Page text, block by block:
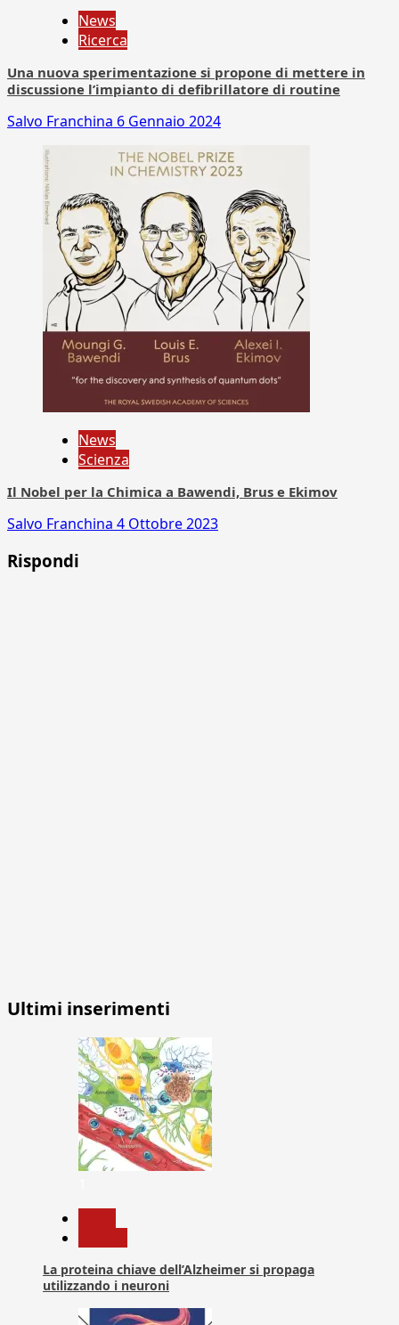
News
Ricerca
Una nuova sperimentazione si propone di mettere in
discussione l’impianto di defibrillatore di routine
Salvo Franchina 6 Gennaio 2024
News
Scienza
Il Nobel per la Chimica a Bawendi, Brus e Ekimov
Salvo Franchina 4 Ottobre 2023
Rispondi
Ultimi inserimenti
La proteina chiave dell’Alzheimer si propaga
utilizzando i neuroni